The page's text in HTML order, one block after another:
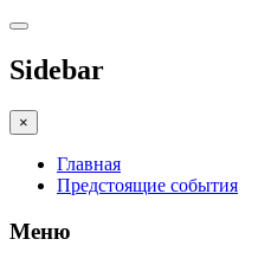
Sidebar
×
Главная
Предстоящие события
Меню